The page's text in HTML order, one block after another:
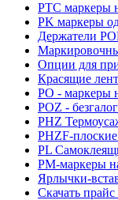
PTC маркеры
PK маркеры
Держатели
Опции для
Красящие
PO - маркеры
POZ -
PHZ
PHZF-
PL
PM-маркеры
Ярлычки-
Скачать прайс